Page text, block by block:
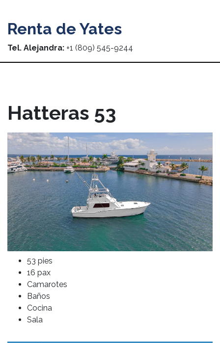
Renta de Yates
Tel. Alejandra: +1 (809) 545-9244
Hatteras 53
53 pies
16 pax
Camarotes
Baños
Cocina
Sala